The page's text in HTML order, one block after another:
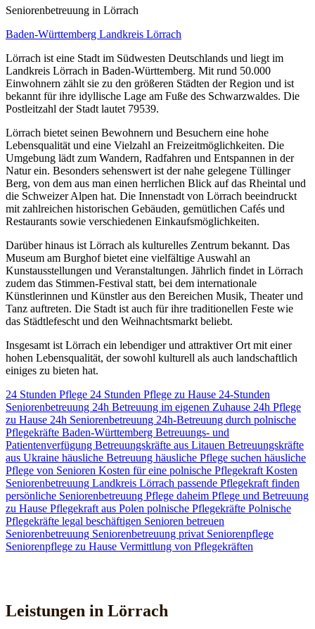
Senioren­betreuung in Lörrach
Baden-Württemberg Landkreis Lörrach
Lörrach ist eine Stadt im Südwesten Deutschlands und liegt im
Landkreis Lörrach in Baden-Württemberg. Mit rund 50.000
Einwohnern zählt sie zu den größeren Städten der Region und ist
bekannt für ihre idyllische Lage am Fuße des Schwarzwaldes. Die
Postleitzahl der Stadt lautet 79539.
Lörrach bietet seinen Bewohnern und Besuchern eine hohe
Lebensqualität und eine Vielzahl an Freizeitmöglichkeiten. Die
Umgebung lädt zum Wandern, Radfahren und Entspannen in der
Natur ein. Besonders sehenswert ist der nahe gelegene Tüllinger
Berg, von dem aus man einen herrlichen Blick auf das Rheintal und
die Schweizer Alpen hat. Die Innenstadt von Lörrach beeindruckt
mit zahlreichen historischen Gebäuden, gemütlichen Cafés und
Restaurants sowie verschiedenen Einkaufsmöglichkeiten.
Darüber hinaus ist Lörrach als kulturelles Zentrum bekannt. Das
Museum am Burghof bietet eine vielfältige Auswahl an
Kunstausstellungen und Veranstaltungen. Jährlich findet in Lörrach
zudem das Stimmen-Festival statt, bei dem internationale
Künstlerinnen und Künstler aus den Bereichen Musik, Theater und
Tanz auftreten. Die Stadt ist auch für ihre traditionellen Feste wie
das Städtlefescht und den Weihnachtsmarkt beliebt.
Insgesamt ist Lörrach ein lebendiger und attraktiver Ort mit einer
hohen Lebensqualität, der sowohl kulturell als auch landschaftlich
einiges zu bieten hat.
24 Stunden Pflege 24 Stunden Pflege zu Hause 24-Stunden
Seniorenbetreuung 24h Betreuung im eigenen Zuhause 24h Pflege
zu Hause 24h Seniorenbetreuung 24h-Betreuung durch polnische
Pflegekräfte Baden-Württemberg Betreuungs- und
Patientenverfügung Betreuungskräfte aus Litauen Betreuungskräfte
aus Ukraine häusliche Betreuung häusliche Pflege suchen häusliche
Pflege von Senioren Kosten für eine polnische Pflegekraft Kosten
Seniorenbetreuung Landkreis Lörrach passende Pflegekraft finden
persönliche Seniorenbetreuung Pflege daheim Pflege und Betreuung
zu Hause Pflegekraft aus Polen polnische Pflegekräfte Polnische
Pflegekräfte legal beschäftigen Senioren betreuen
Seniorenbetreuung Seniorenbetreuung privat Seniorenpflege
Seniorenpflege zu Hause Vermittlung von Pflegekräften
Leistungen in Lörrach